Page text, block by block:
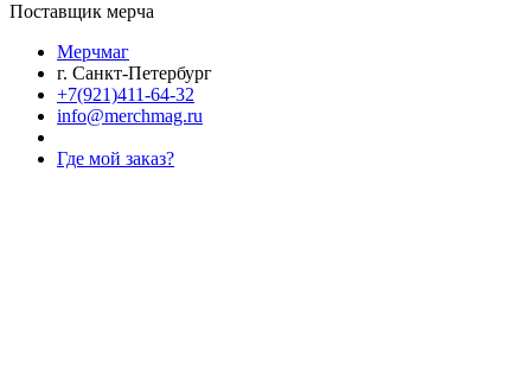
Поставщик мерча
Мерчмаг
г. Санкт-Петербург
+7(921)411-64-32
info@merchmag.ru
Где мой заказ?